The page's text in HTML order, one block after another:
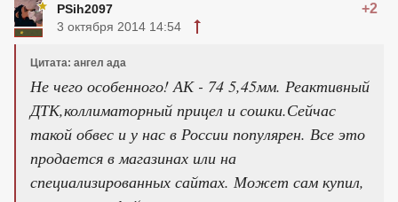
PSih2097 +2
3 октября 2014 14:54
Цитата: ангел ада
Не чего особенного! АК - 74 5,45мм. Реактивный
ДТК,коллиматорный прицел и сошки.Сейчас
такой обвес и у нас в России популярен. Все это
продается в магазинах или на
специализированных сайтах. Может сам купил,